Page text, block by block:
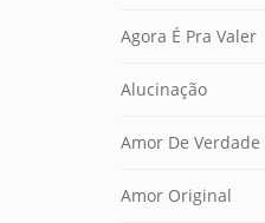
Agora É Pra Valer
Alucinação
Amor De Verdade
Amor Original